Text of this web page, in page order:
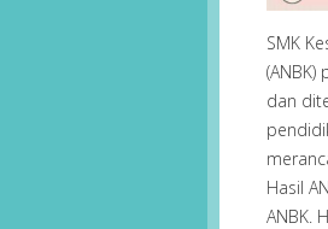
SMK
dan
Hasil
ANBK.